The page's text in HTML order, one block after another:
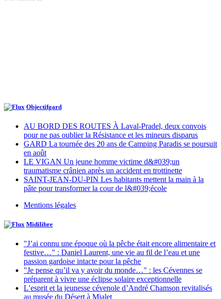
Objectifgard
AU BORD DES ROUTES À Laval-Pradel, deux convois
pour ne pas oublier la Résistance et les mineurs disparus
GARD La tournée des 20 ans de Camping Paradis se poursuit
en août
LE VIGAN Un jeune homme victime d&#039;un
traumatisme crânien après un accident en trottinette
SAINT-JEAN-DU-PIN Les habitants mettent la main à la
pâte pour transformer la cour de l&#039;école
Mentions légales
Midilibre
"J’ai connu une époque où la pêche était encore alimentaire et
festive…" : Daniel Laurent, une vie au fil de l’eau et une
passion gardoise intacte pour la pêche
"Je pense qu’il va y avoir du monde…" : les Cévennes se
préparent à vivre une éclipse solaire exceptionnelle
L’esprit et la jeunesse cévenole d’André Chamson revitalisés
au musée du Désert à Mialet